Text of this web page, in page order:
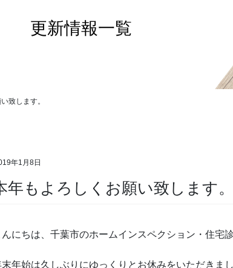
更新情報一覧
致します。
年1月8日
年もよろしくお願い致します。
んにちは、千葉市のホームインスペクション・住宅
末年始は久しぶりにゆっくりとお休みをいただきまし